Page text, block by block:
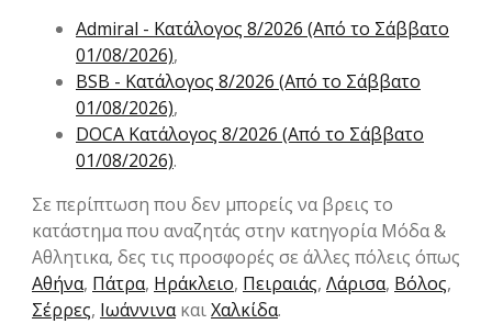
Admiral - Kατάλογος 8/2026 (Από το Σάββατο
01/08/2026),
BSB - Kατάλογος 8/2026 (Από το Σάββατο
01/08/2026),
DOCA Kατάλογος 8/2026 (Από το Σάββατο
01/08/2026).
Σε περίπτωση που δεν μπορείς να βρεις το
κατάστημα που αναζητάς στην κατηγορία Μόδα &
Aθλητικα, δες τις προσφορές σε άλλες πόλεις όπως
Αθήνα, Πάτρα, Ηράκλειο, Πειραιάς, Λάρισα, Βόλος,
Σέρρες, ΙωάννινακαιΧαλκίδα.